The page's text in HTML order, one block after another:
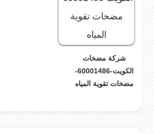
شركة مضخات
الكويت-60001486-
مضخات تقوية المياه